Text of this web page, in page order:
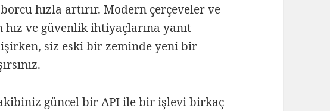
hızla artırır. Modern çerçeveler ve
ve güvenlik ihtiyaçlarına yanıt
siz eski bir zeminde yeni bir
güncel bir API ile bir işlevi birkaç